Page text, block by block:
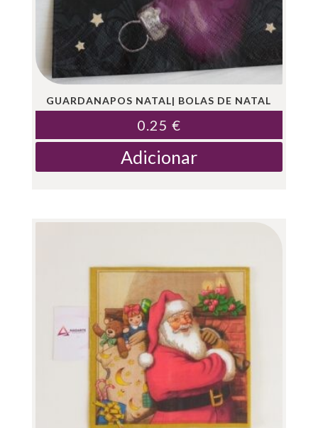
GUARDANAPOS NATAL| BOLAS DE NATAL
0.25 €
Adicionar